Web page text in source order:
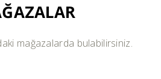
mağazalarda bulabilirsiniz.